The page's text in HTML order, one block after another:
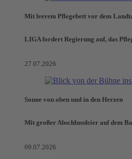
Mit leerem Pflegebett vor dem
LIGA fordert Regierung auf, das
27.07.2026
Sonne von oben und in den Herzen
Mit großer Abschlussfeier auf dem
09.07.2026